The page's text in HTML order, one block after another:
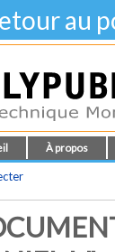
au
À propos